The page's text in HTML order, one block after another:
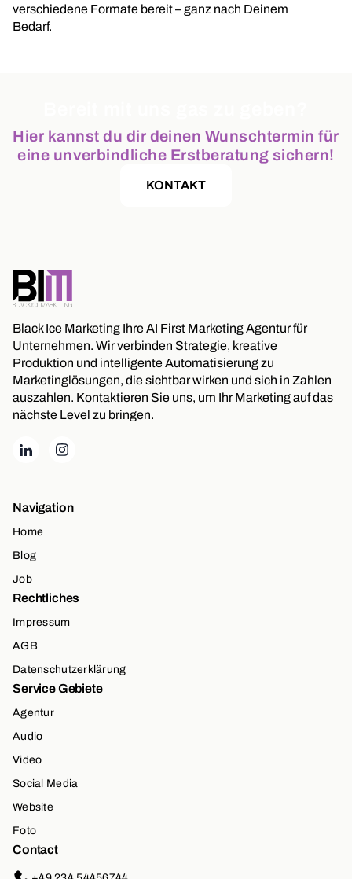
verschiedene Formate bereit – ganz nach Deinem
Bedarf.
Hier kannst du dir deinen Wunschtermin für
eine unverbindliche Erstberatung sichern!
KONTAKT
Black Ice Marketing Ihre AI First Marketing Agentur für
Unternehmen. Wir verbinden Strategie, kreative
Produktion und intelligente Automatisierung zu
Marketinglösungen, die sichtbar wirken und sich in Zahlen
auszahlen. Kontaktieren Sie uns, um Ihr Marketing auf das
nächste Level zu bringen.
Navigation
Home
Blog
Job
Rechtliches
Impressum
AGB
Datenschutzerklärung
Service Gebiete
Agentur
Audio
Video
Social Media
Website
Foto
Contact